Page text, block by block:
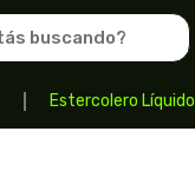
Estercolero Líquido